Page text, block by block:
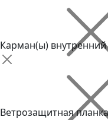
Карман(ы)
Ветрозащитная планка